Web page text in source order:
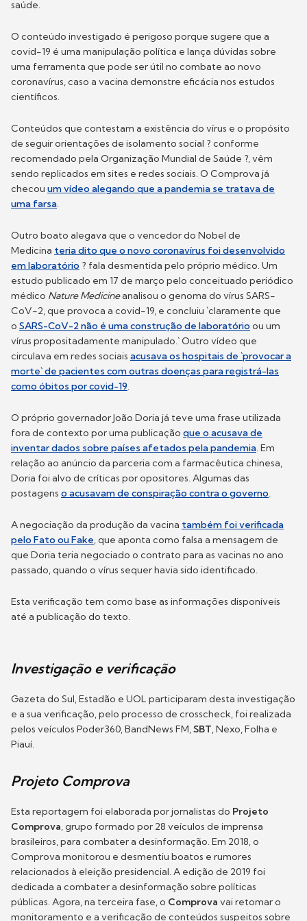
saúde.
O conteúdo investigado é perigoso porque sugere que a
covid-19 é uma manipulação política e lança dúvidas sobre
uma ferramenta que pode ser útil no combate ao novo
coronavírus, caso a vacina demonstre eficácia nos estudos
científicos.
Conteúdos que contestam a existência do vírus e o propósito
de seguir orientações de isolamento social ? conforme
recomendado pela Organização Mundial de Saúde ?, vêm
sendo replicados em sites e redes sociais. O Comprova já
checou um vídeo alegando que a pandemia se tratava de
uma farsa
Outro boato alegava que o vencedor do Nobel de
Medicina teria dito que o novo coronavírus foi desenvolvido
em laboratório ? fala desmentida pelo próprio médico. Um
estudo publicado em 17 de março pelo conceituado periódico
médico Nature Medicineanalisou o genoma do vírus SARS-
CoV-2, que provoca a covid-19, e concluiu `claramente que
o SARS-CoV-2 não é uma construção de laboratório ou um
vírus propositadamente manipulado.` Outro vídeo que
circulava em redes sociais acusava os hospitais de `provocar a
morte` de pacientes com outras doenças para registrá-las
como óbitos por covid-19
O próprio governador João Doria já teve uma frase utilizada
fora de contexto por uma publicação que o acusava de
inventar dados sobre países afetados pela pandemia . Em
relação ao anúncio da parceria com a farmacêutica chinesa,
Doria foi alvo de críticas por opositores. Algumas das
postagens o acusavam de conspiração contra o governo
A negociação da produção da vacina também foi verificada
pelo Fato ou Fake , que aponta como falsa a mensagem de
que Doria teria negociado o contrato para as vacinas no ano
passado, quando o vírus sequer havia sido identificado.
Esta verificação tem como base as informações disponíveis
até a publicação do texto.
Investigação e verificação
Gazeta do Sul, Estadão e UOL participaram desta investigação
e a sua verificação, pelo processo de crosscheck, foi realizada
pelos veículos Poder360, BandNews FM, SBT , Nexo, Folha e
Piauí.
Projeto Comprova
Esta reportagem foi elaborada por jornalistas do Projeto
Comprova , grupo formado por 28 veículos de imprensa
brasileiros, para combater a desinformação. Em 2018, o
Comprova monitorou e desmentiu boatos e rumores
relacionados à eleição presidencial. A edição de 2019 foi
dedicada a combater a desinformação sobre políticas
públicas. Agora, na terceira fase, o Comprova vai retomar o
monitoramento e a verificação de conteúdos suspeitos sobre